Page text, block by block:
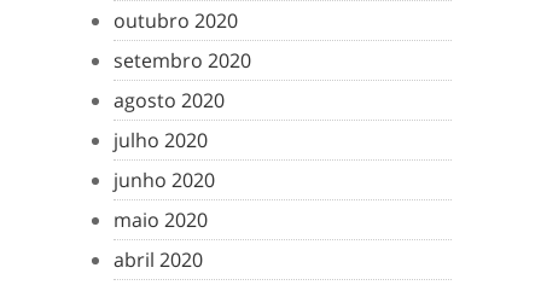
outubro 2020
setembro 2020
agosto 2020
julho 2020
junho 2020
maio 2020
abril 2020